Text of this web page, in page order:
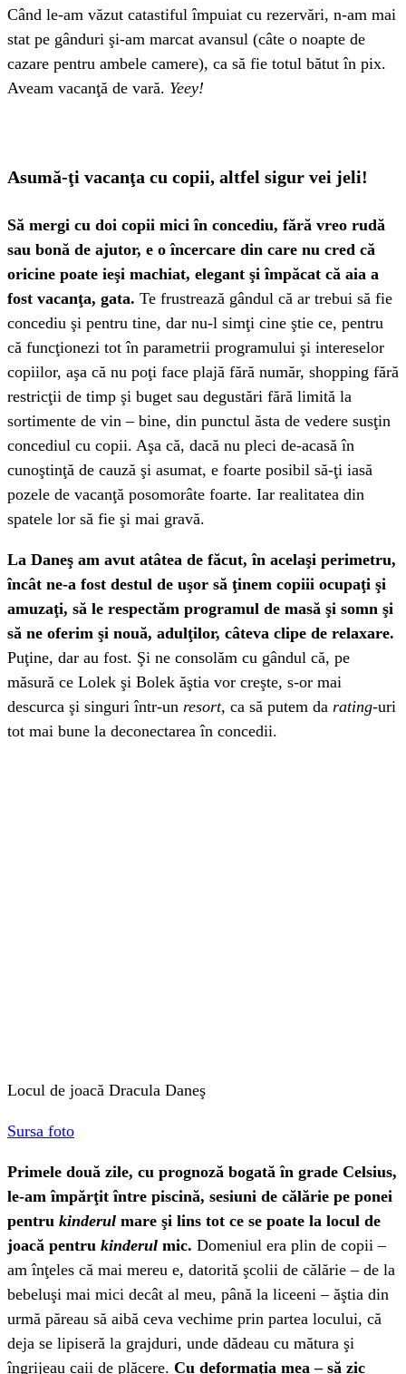
Când le-am văzut catastiful împuiat cu rezervări, n-am mai
stat pe gânduri şi-am marcat avansul (câte o noapte de
cazare pentru ambele camere), ca să fie totul bătut în pix.
Aveam vacanţă de vară. Yeey!
Asumă-ţi vacanţa cu copii, altfel sigur vei jeli!
Să mergi cu doi copii mici în concediu, fără vreo rudă
sau bonă de ajutor, e o încercare din care nu cred că
oricine poate ieşi machiat, elegant şi împăcat că aia a
fost vacanţa, gata. Te frustrează gândul că ar trebui să fie
concediu şi pentru tine, dar nu-l simţi cine ştie ce, pentru
că funcţionezi tot în parametrii programului şi intereselor
copiilor, aşa că nu poţi face plajă fără număr, shopping fără
restricţii de timp şi buget sau degustări fără limită la
sortimente de vin – bine, din punctul ăsta de vedere susţin
concediul cu copii. Aşa că, dacă nu pleci de-acasă în
cunoştinţă de cauză şi asumat, e foarte posibil să-ţi iasă
pozele de vacanţă posomorâte foarte. Iar realitatea din
spatele lor să fie şi mai gravă.
La Daneş am avut atâtea de făcut, în acelaşi perimetru,
încât ne-a fost destul de uşor să ţinem copiii ocupaţi şi
amuzaţi, să le respectăm programul de masă şi somn şi
să ne oferim şi nouă, adulţilor, câteva clipe de relaxare.
Puţine, dar au fost. Şi ne consolăm cu gândul că, pe
măsură ce Lolek şi Bolek ăştia vor creşte, s-or mai
descurca şi singuri într-un resort, ca să putem da rating-uri
tot mai bune la deconectarea în concedii.
Locul de joacă Dracula Daneş
Sursa foto
Primele două zile, cu prognoză bogată în grade Celsius,
le-am împărţit între piscină, sesiuni de călărie pe ponei
pentru kinderul mare şi lins tot ce se poate la locul de
joacă pentru kinderul mic. Domeniul era plin de copii –
am înţeles că mai mereu e, datorită şcolii de călărie – de la
bebeluşi mai mici decât al meu, până la liceeni – ăştia din
urmă păreau să aibă ceva vechime prin partea locului, că
deja se lipiseră la grajduri, unde dădeau cu mătura şi
îngrijeau caii de plăcere. Cu deformaţia mea – să zic